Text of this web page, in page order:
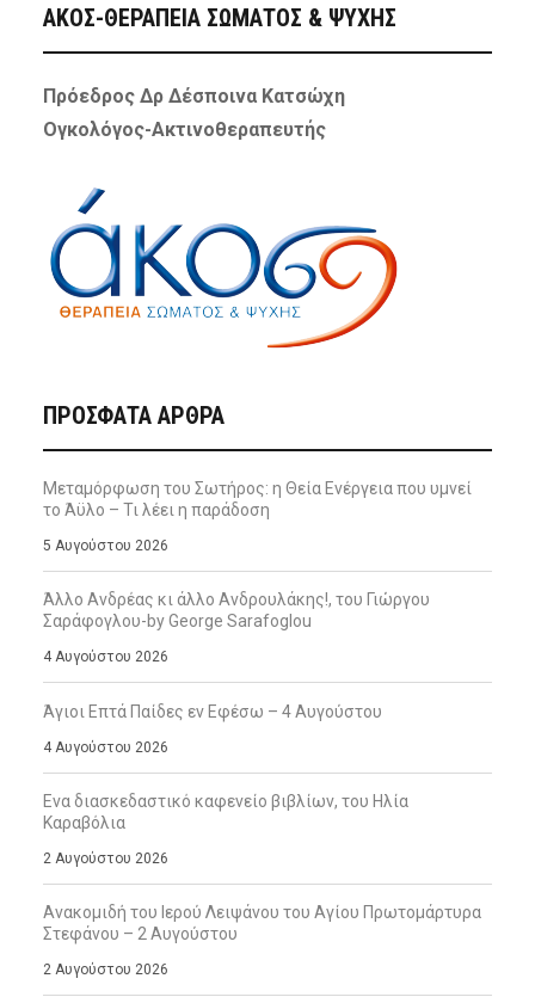
ΑΚΟΣ-ΘΕΡΑΠΕΙΑ ΣΩΜΑΤΟΣ & ΨΥΧΗΣ
Πρόεδρος Δρ Δέσποινα Κατσώχη
Ογκολόγος-Ακτινοθεραπευτής
ΠΡΌΣΦΑΤΑ ΆΡΘΡΑ
Μεταμόρφωση του Σωτήρος: η Θεία Ενέργεια που υμνεί
το Άϋλο – Τι λέει η παράδοση
5 Αυγούστου 2026
Άλλο Ανδρέας κι άλλο Ανδρουλάκης!, του Γιώργου
Σαράφογλου-by George Sarafoglou
4 Αυγούστου 2026
Άγιοι Επτά Παίδες εν Εφέσω – 4 Αυγούστου
4 Αυγούστου 2026
Ενα διασκεδαστικό καφενείο βιβλίων, του Ηλία
Καραβόλια
2 Αυγούστου 2026
Ανακομιδή του Ιερού Λειψάνου του Αγίου Πρωτομάρτυρα
Στεφάνου – 2 Αυγούστου
2 Αυγούστου 2026